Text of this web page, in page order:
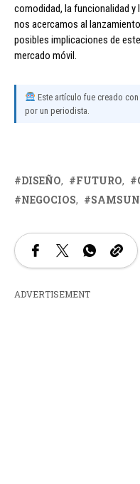
comodidad, la funcionalidad y
nos acercamos al
posibles implicaciones de
mercado móvil.
Este artículo fue creado
por un periodista.
DISEÑO FUTURO
NEGOCIOS
ADVERTISEMENT